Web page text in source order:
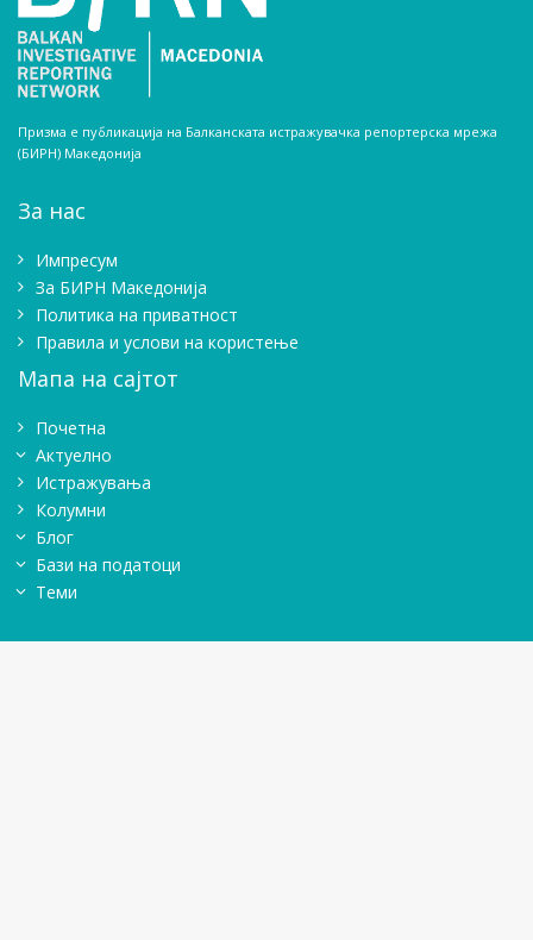
Призма е публикација на Балканската истражувачка репортерска мрежа
(БИРН) Македонија
За нас
Импресум
Зa БИРН Македонија
Политика на приватност
Правила и услови на користење
Мапа на сајтот
Почетна
Актуелно
Истражувањa
Колумни
Блог
Бази на податоци
Теми